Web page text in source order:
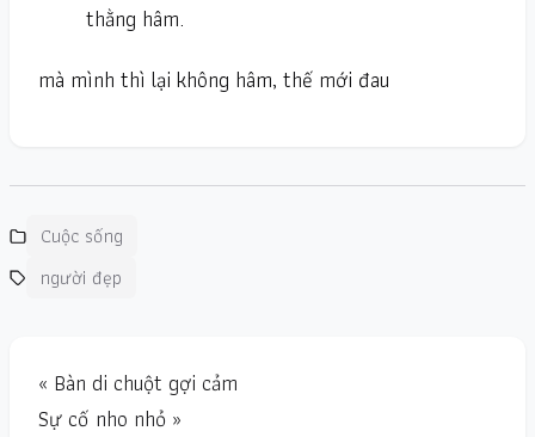
thằng hâm.
mà mình thì lại không hâm, thế mới đau
Cuộc sống
người đẹp
« Bàn di chuột gợi cảm
Sự cố nho nhỏ »